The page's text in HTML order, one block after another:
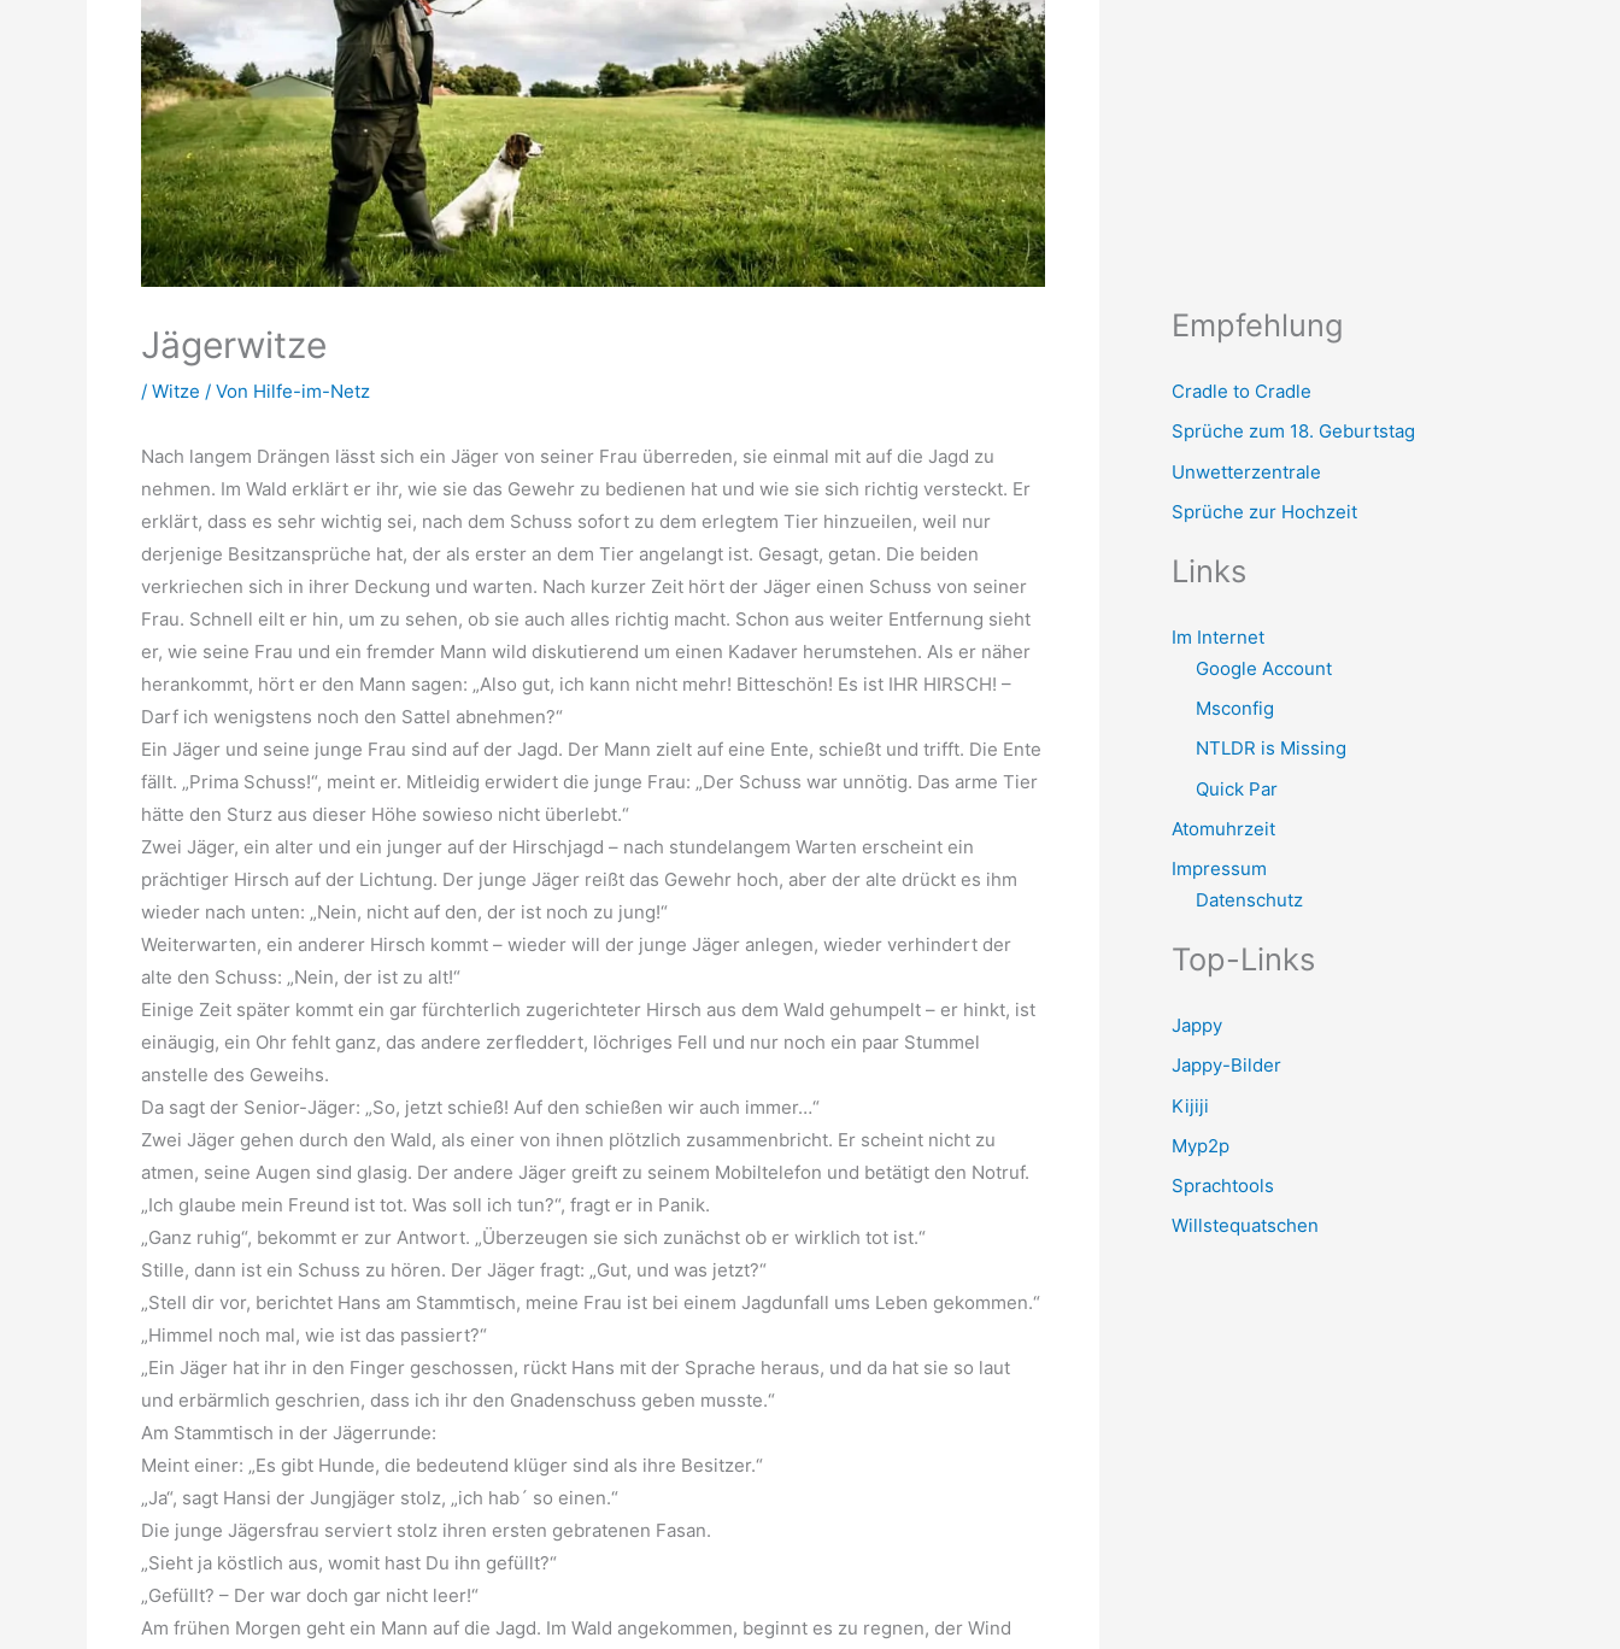
Jägerwitze
/ Witze / Von Hilfe-im-Netz
Nach langem Drängen lässt sich ein Jäger von seiner Frau überreden, sie einmal mit auf die Jagd zu
nehmen. Im Wald erklärt er ihr, wie sie das Gewehr zu bedienen hat und wie sie sich richtig versteckt. Er
erklärt, dass es sehr wichtig sei, nach dem Schuss sofort zu dem erlegtem Tier hinzueilen, weil nur
derjenige Besitzansprüche hat, der als erster an dem Tier angelangt ist. Gesagt, getan. Die beiden
verkriechen sich in ihrer Deckung und warten. Nach kurzer Zeit hört der Jäger einen Schuss von seiner
Frau. Schnell eilt er hin, um zu sehen, ob sie auch alles richtig macht. Schon aus weiter Entfernung sieht
er, wie seine Frau und ein fremder Mann wild diskutierend um einen Kadaver herumstehen. Als er näher
herankommt, hört er den Mann sagen: „Also gut, ich kann nicht mehr! Bitteschön! Es ist IHR HIRSCH! –
Darf ich wenigstens noch den Sattel abnehmen?“
Ein Jäger und seine junge Frau sind auf der Jagd. Der Mann zielt auf eine Ente, schießt und trifft. Die Ente
fällt. „Prima Schuss!“, meint er. Mitleidig erwidert die junge Frau: „Der Schuss war unnötig. Das arme Tier
hätte den Sturz aus dieser Höhe sowieso nicht überlebt.“
Zwei Jäger, ein alter und ein junger auf der Hirschjagd – nach stundelangem Warten erscheint ein
prächtiger Hirsch auf der Lichtung. Der junge Jäger reißt das Gewehr hoch, aber der alte drückt es ihm
wieder nach unten: „Nein, nicht auf den, der ist noch zu jung!“
Weiterwarten, ein anderer Hirsch kommt – wieder will der junge Jäger anlegen, wieder verhindert der
alte den Schuss: „Nein, der ist zu alt!“
Einige Zeit später kommt ein gar fürchterlich zugerichteter Hirsch aus dem Wald gehumpelt – er hinkt, ist
einäugig, ein Ohr fehlt ganz, das andere zerfleddert, löchriges Fell und nur noch ein paar Stummel
anstelle des Geweihs.
Da sagt der Senior-Jäger: „So, jetzt schieß! Auf den schießen wir auch immer…“
Zwei Jäger gehen durch den Wald, als einer von ihnen plötzlich zusammenbricht. Er scheint nicht zu
atmen, seine Augen sind glasig. Der andere Jäger greift zu seinem Mobiltelefon und betätigt den Notruf.
„Ich glaube mein Freund ist tot. Was soll ich tun?“, fragt er in Panik.
„Ganz ruhig“, bekommt er zur Antwort. „Überzeugen sie sich zunächst ob er wirklich tot ist.“
Stille, dann ist ein Schuss zu hören. Der Jäger fragt: „Gut, und was jetzt?“
„Stell dir vor, berichtet Hans am Stammtisch, meine Frau ist bei einem Jagdunfall ums Leben gekommen.“
„Himmel noch mal, wie ist das passiert?“
„Ein Jäger hat ihr in den Finger geschossen, rückt Hans mit der Sprache heraus, und da hat sie so laut
und erbärmlich geschrien, dass ich ihr den Gnadenschuss geben musste.“
Am Stammtisch in der Jägerrunde:
Meint einer: „Es gibt Hunde, die bedeutend klüger sind als ihre Besitzer.“
„Ja“, sagt Hansi der Jungjäger stolz, „ich hab´ so einen.“
Die junge Jägersfrau serviert stolz ihren ersten gebratenen Fasan.
„Sieht ja köstlich aus, womit hast Du ihn gefüllt?“
„Gefüllt? – Der war doch gar nicht leer!“
Am frühen Morgen geht ein Mann auf die Jagd. Im Wald angekommen, beginnt es zu regnen, der Wind
Empfehlung
Cradle to Cradle
Sprüche zum 18. Geburtstag
Unwetterzentrale
Sprüche zur Hochzeit
Links
Im Internet
Google Account
Msconfig
NTLDR is Missing
Quick Par
Atomuhrzeit
Impressum
Datenschutz
Top-Links
Jappy
Jappy-Bilder
Kijiji
Myp2p
Sprachtools
Willstequatschen